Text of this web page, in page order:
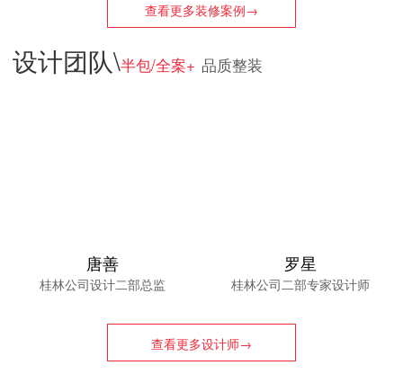
查看更多装修案例→
设计团队\半包/全案+ 品质整装
唐善
桂林公司设计二部总监
罗星
桂林公司二部专家设计师
查看更多设计师→